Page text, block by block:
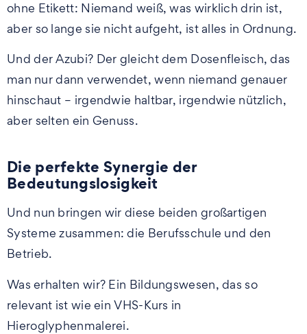
ohne Etikett: Niemand weiß, was wirklich drin ist,
aber so lange sie nicht aufgeht, ist alles in Ordnung.
Und der Azubi? Der gleicht dem Dosenfleisch, das
man nur dann verwendet, wenn niemand genauer
hinschaut – irgendwie haltbar, irgendwie nützlich,
aber selten ein Genuss.
Die perfekte Synergie der
Bedeutungslosigkeit
Und nun bringen wir diese beiden großartigen
Systeme zusammen: die Berufsschule und den
Betrieb.
Was erhalten wir? Ein Bildungswesen, das so
relevant ist wie ein VHS-Kurs in
Hieroglyphenmalerei.